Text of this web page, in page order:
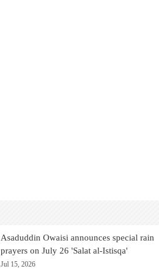
Asaduddin Owaisi announces special rain
prayers on July 26 'Salat al-Istisqa'
Jul 15, 2026